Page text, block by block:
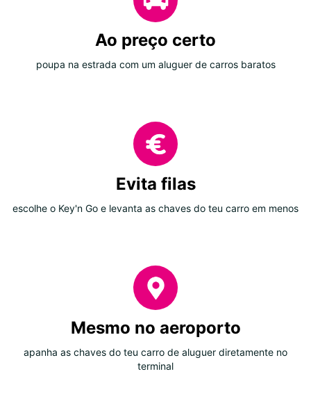
Ao preço certo
poupa na estrada com um aluguer de carros baratos
Evita filas
escolhe o Key'n Go e levanta as chaves do teu carro em menos
Mesmo no aeroporto
apanha as chaves do teu carro de aluguer diretamente no
terminal